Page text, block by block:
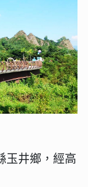
玉井鄉，經高